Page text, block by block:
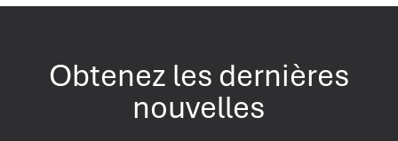
Obtenez les dernières
nouvelles